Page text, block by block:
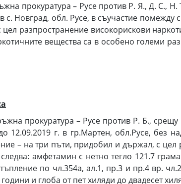
прокуратура – Русе против Р. Я., Д. С.,
с. Новград, обл. Русе, в съучастие помежду
разпространение високорискови
вещества са в особено големи
прокуратура – Русе против Р. Б.,
12.09.2019 г. в гр.Мартен, обл.Русе, без
– на три пъти, придобил и държал, с цел
амфетамин с нетно тегло 121.7
по чл.354а, ал.1, пр.3 и пр.4 вр.
и глоба от пет хиляди до двадесет